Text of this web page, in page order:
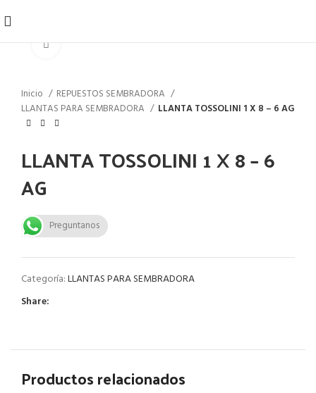
Inicio
REPUESTOS SEMBRADORA
LLANTAS PARA SEMBRADORA
LLANTA TOSSOLINI 1 X 8 – 6 AG
LLANTA TOSSOLINI 1 X 8 – 6
AG
Preguntanos
Categoría:LLANTAS PARA SEMBRADORA
Share:
Productos relacionados